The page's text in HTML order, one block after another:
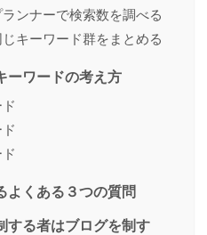
ンナーで検索数を調べる
キーワード群をまとめる
ーワードの考え方
よくある３つの質問
する者はブログを制す